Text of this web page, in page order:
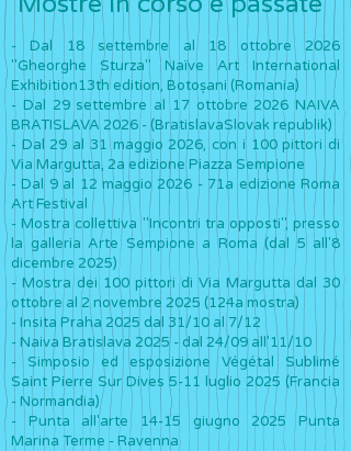
- Dal 18 settembre al 18 ottobre 2026
"Gheorghe Sturza" Naïve Art International
Exhibition13th edition, Botoșani (Romania)
- Dal 29 settembre al 17 ottobre 2026 NAIVA
BRATISLAVA 2026 - (BratislavaSlovak republik)
- Dal 29 al 31 maggio 2026, con i 100 pittori di
Via Margutta, 2a edizione Piazza Sempione
- Dal 9 al 12 maggio 2026 - 71a edizione Roma
Art Festival
- Mostra collettiva "Incontri tra opposti", presso
la galleria Arte Sempione a Roma (dal 5 all'8
dicembre 2025)
- Mostra dei 100 pittori di Via Margutta dal 30
ottobre al 2 novembre 2025 (124a mostra)
- Insita Praha 2025 dal 31/10 al 7/12
- Naiva Bratislava 2025 - dal 24/09 all'11/10
- Simposio ed esposizione Végétal Sublimé
Saint Pierre Sur Dives 5-11 luglio 2025 (Francia
- Normandia)
- Punta all'arte 14-15 giugno 2025 Punta
Marina Terme - Ravenna